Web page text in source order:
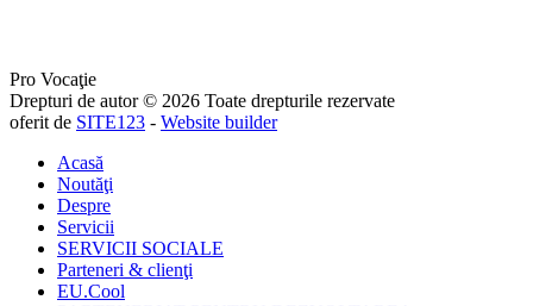
Pro Vocaţie
Drepturi de autor © 2026 Toate drepturile rezervate
oferit de SITE123 - Website builder
Acasă
Noutăţi
Despre
Servicii
SERVICII SOCIALE
Parteneri & clienţi
EU.Cool